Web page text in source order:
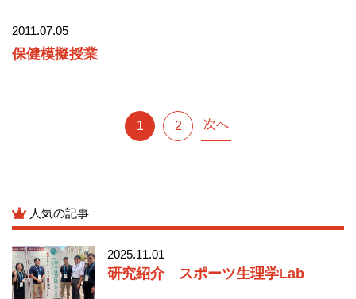
2011.07.05
保健模擬授業
1 2 次へ
人気の記事
2025.11.01
研究紹介 スポーツ生理学Lab